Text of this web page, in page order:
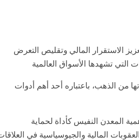
الاستقرار المالي وتقليص التعرض
التي تشهدها الأسواق العالمية
من الذهب، باعتباره أحد أهم أدوات
المعدن النفيس كأداة لحماية
المالية والجيوسياسية في